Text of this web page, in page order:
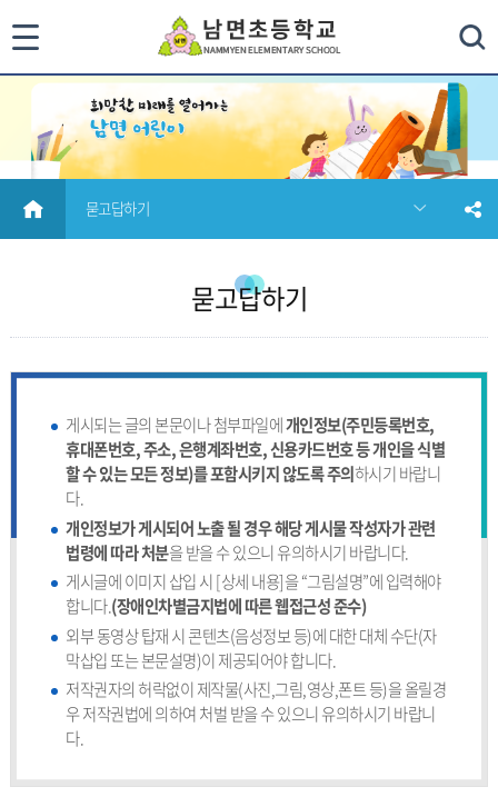
검색
통
검
닫
기
HOME 묻고답하기
묻고답하기
게시되는 글의 본문이나 첨부파일에개인정보(주민등록번호,
휴대폰번호, 주소, 은행계좌번호, 신용카드번호 등 개인을 식별
할 수 있는 모든 정보)를 포함시키지 않도록 주의하시기 바랍니
다.
개인정보가 게시되어 노출 될 경우 해당 게시물 작성자가 관련
법령에 따라 처분을 받을 수 있으니 유의하시기 바랍니다.
게시글에 이미지 삽입 시 [상세 내용]을 “그림설명”에 입력해야
합니다.(장애인차별금지법에 따른 웹접근성 준수)
외부 동영상 탑재 시 콘텐츠(음성정보 등)에 대한 대체 수단(자
막삽입 또는 본문설명)이 제공되어야 합니다.
저작권자의 허락없이 제작물(사진,그림,영상,폰트 등)을 올릴경
우 저작권법에 의하여 처벌 받을 수 있으니 유의하시기 바랍니
다.